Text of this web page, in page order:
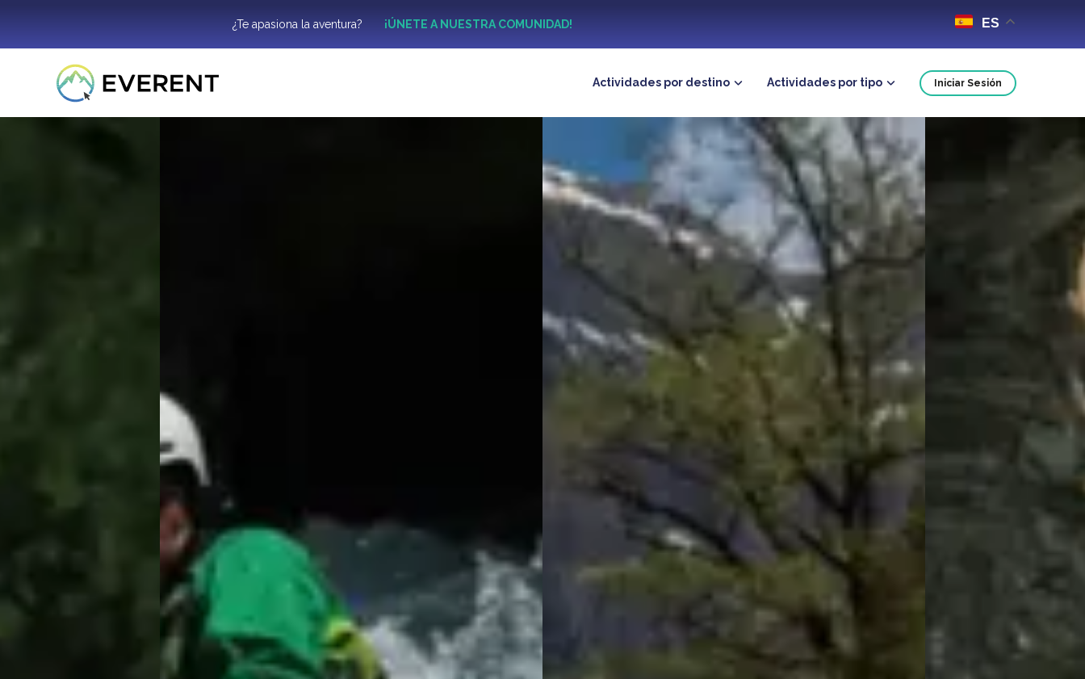
¿Te apasiona la aventura? ¡ÚNETE A NUESTRA COMUNIDAD! ES
Actividades por destino Actividades por tipo Iniciar Sesión